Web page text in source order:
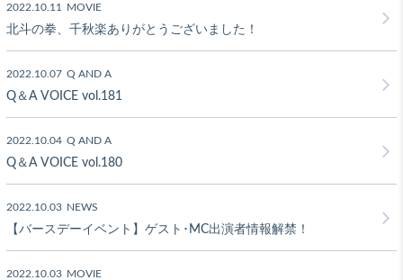
2022.10.11 MOVIE
北斗の拳、千秋楽ありがとうございました！
2022.10.07 Q AND A
Q＆A VOICE vol.181
2022.10.04 Q AND A
Q＆A VOICE vol.180
2022.10.03 NEWS
【バースデーイベント】ゲスト･MC出演者情報解禁！
2022.10.03 MOVIE